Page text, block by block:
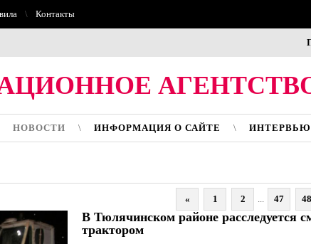
Контакты
НОВОСТИ ИНФОРМАЦИЯ О САЙТЕ ИНТЕРВЬЮ
« 1 2 ... 47 48
В Тюлячинском районе расследуется
трактором